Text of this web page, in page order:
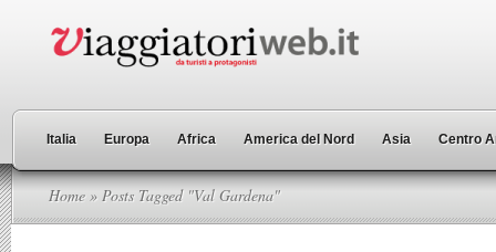
Italia Europa Africa America del Nord Asia Centro
Home » Posts Tagged "Val Gardena"